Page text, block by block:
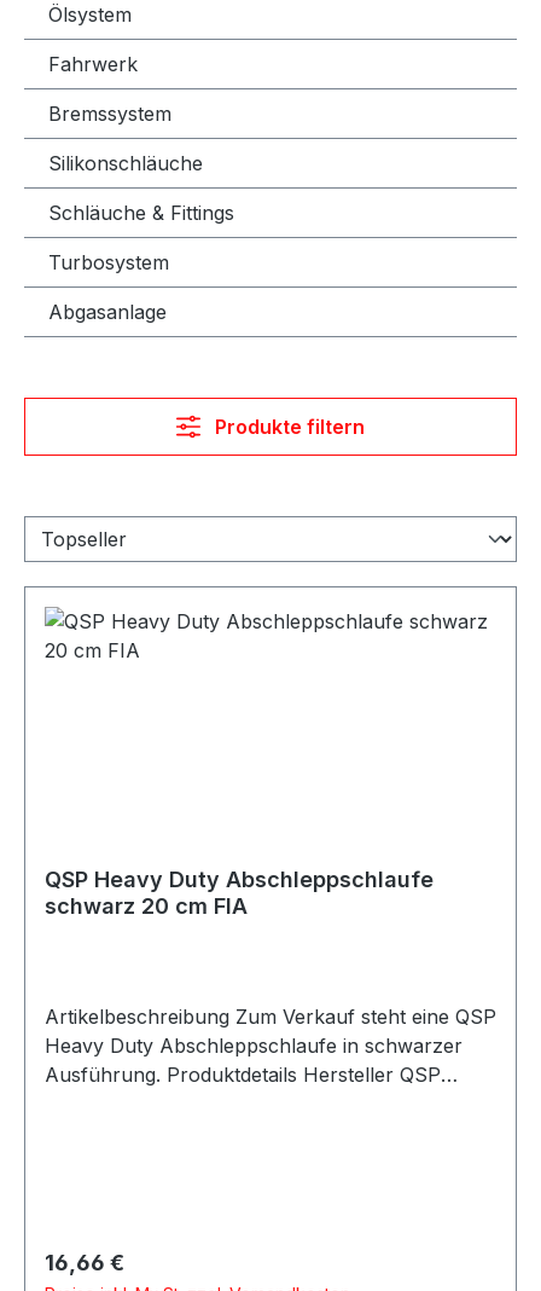
Ölsystem
Fahrwerk
Bremssystem
Silikonschläuche
Schläuche & Fittings
Turbosystem
Abgasanlage
Produkte filtern
QSP Heavy Duty Abschleppschlaufe
schwarz 20 cm FIA
Artikelbeschreibung Zum Verkauf steht eine QSP
Heavy Duty Abschleppschlaufe in schwarzer
Ausführung. Produktdetails Hersteller QSP
Trackday Umbau- und Projektfahrzeuge
Regulärer Preis:
16,66 €